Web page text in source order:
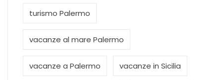
turismo Palermo
vacanze al mare Palermo
vacanze a Palermo vacanze in Sicilia